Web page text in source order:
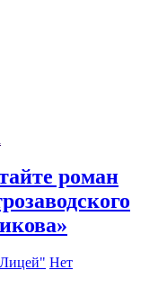
роман
Нет